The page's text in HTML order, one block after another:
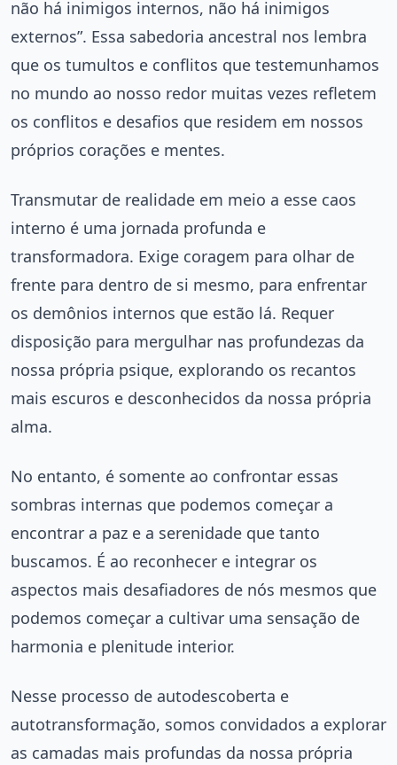
não há inimigos internos, não há inimigos
externos”. Essa sabedoria ancestral nos lembra
que os tumultos e conflitos que testemunhamos
no mundo ao nosso redor muitas vezes refletem
os conflitos e desafios que residem em nossos
próprios corações e mentes.
Transmutar de realidade em meio a esse caos
interno é uma jornada profunda e
transformadora. Exige coragem para olhar de
frente para dentro de si mesmo, para enfrentar
os demônios internos que estão lá. Requer
disposição para mergulhar nas profundezas da
nossa própria psique, explorando os recantos
mais escuros e desconhecidos da nossa própria
alma.
No entanto, é somente ao confrontar essas
sombras internas que podemos começar a
encontrar a paz e a serenidade que tanto
buscamos. É ao reconhecer e integrar os
aspectos mais desafiadores de nós mesmos que
podemos começar a cultivar uma sensação de
harmonia e plenitude interior.
Nesse processo de autodescoberta e
autotransformação, somos convidados a explorar
as camadas mais profundas da nossa própria